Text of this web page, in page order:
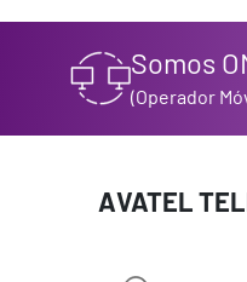
Somos
(Operador
AVATEL